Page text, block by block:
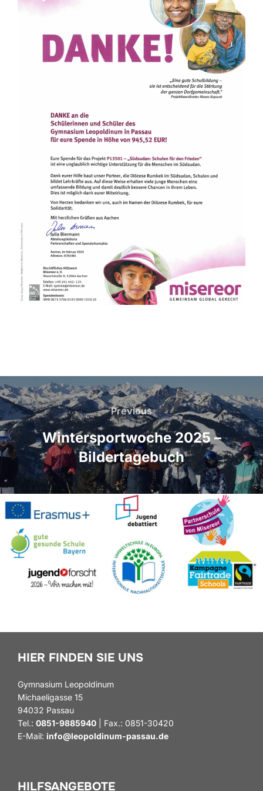
Beitragsnavigation
Previous
Previous
Wintersportwoche 2025 –
Bildertagebuch
HIER FINDEN SIE UNS
Gymnasium Leopoldinum
Michaeligasse 15
94032 Passau
Tel.: 0851-9885940 | Fax.: 0851-30420
E-Mail: info@leopoldinum-passau.de
HILFSANGEBOTE